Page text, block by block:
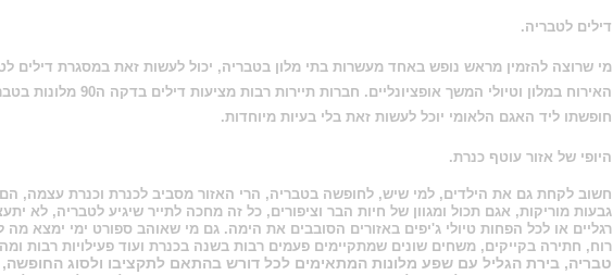
דילים לטבריה.
מי שרוצה להזמין מראש נופש באחד מעשרות בתי מלון בטבריה, יכול לעשות זאת במסגרת דילים
האירוח במלון וטיולי המשך אופציונליים. חברות תיירות רבות מציעות דילים בדקה ה90 מלונות בטבריה
חופשתו ליד האגם הלאומי יוכל לעשות זאת בלי בעיות מיוחדות.
היופי של אזור עוטף כנרת.
חשוב לקחת גם את הילדים, למי שיש, לחופשה בטבריה, הרי האזור מסביב לכנרת וכנרת עצמה,
גבעות מוריקות, אגם תכול ומגוון של חיות הבר וציפורים, כל זה מחכה לתייר שיגיע לטבריה, לא
רגליים או לכל הפחות טיולי ג'יפים באזורים הסובבים את הימה. גם מי שאוהב ספורט ימי ימצא
רוח, חתירה בקייקים, משחים שונים שמתקיימים פעמים רבות בשנה בכנרת ועוד פעילויות רבות
טבריה, בירת הגליל עם שפע מלונות המתאימים לכל דורש בהתאם לתקציבו ולסוג